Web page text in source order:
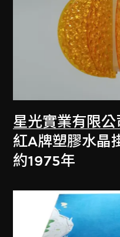
星光實業有限公
紅A牌塑膠水晶
約1975年